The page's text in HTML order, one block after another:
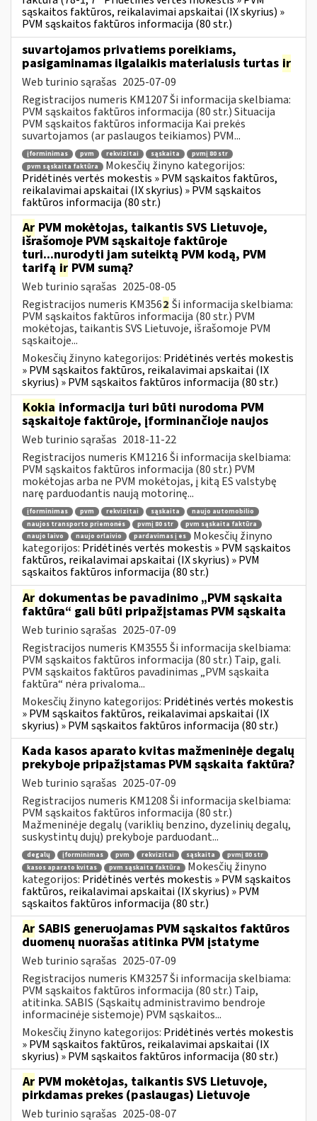
sąskaitos faktūros, reikalavimai apskaitai (IX skyrius) »
PVM sąskaitos faktūros informacija (80 str.)
suvartojamos privatiems poreikiams,
pasigaminamas ilgalaikis materialusis turtas ir
Web turinio sąrašas 2025-07-09
Registracijos numeris KM1207 Ši informacija skelbiama:
PVM sąskaitos faktūros informacija (80 str.) Situacija
PVM sąskaitos faktūros informacija Kai prekės
suvartojamos (ar paslaugos teikiamos) PVM...
įforminimas pvm rekvizitai sąskaita
pvmį 80 str
pvm sąskaita faktūra
Mokesčių žinyno kategorijos:
Pridėtinės vertės mokestis » PVM sąskaitos faktūros,
reikalavimai apskaitai (IX skyrius) » PVM sąskaitos
faktūros informacija (80 str.)
Ar PVM mokėtojas, taikantis SVS Lietuvoje,
išrašomoje PVM sąskaitoje faktūroje
turi...nurodyti jam suteiktą PVM kodą, PVM
tarifą ir PVM sumą?
Web turinio sąrašas 2025-08-05
Registracijos numeris KM3562 Ši informacija skelbiama:
PVM sąskaitos faktūros informacija (80 str.) PVM
mokėtojas, taikantis SVS Lietuvoje, išrašomoje PVM
sąskaitoje...
Mokesčių žinyno kategorijos: Pridėtinės vertės mokestis
» PVM sąskaitos faktūros, reikalavimai apskaitai (IX
skyrius) » PVM sąskaitos faktūros informacija (80 str.)
Kokia informacija turi būti nurodoma PVM
sąskaitoje faktūroje, įforminančioje naujos
Web turinio sąrašas 2018-11-22
Registracijos numeris KM1216 Ši informacija skelbiama:
PVM sąskaitos faktūros informacija (80 str.) PVM
mokėtojas arba ne PVM mokėtojas, į kitą ES valstybę
narę parduodantis naują motorinę...
įforminimas pvm rekvizitai sąskaita
naujo automobilio
naujos transporto priemonės
pvmį 80 str
pvm sąskaita faktūra
naujo laivo
naujo orlaivio pardavimas į es
Mokesčių žinyno
kategorijos: Pridėtinės vertės mokestis » PVM sąskaitos
faktūros, reikalavimai apskaitai (IX skyrius) » PVM
sąskaitos faktūros informacija (80 str.)
Ar dokumentas be pavadinimo „PVM sąskaita
faktūra“ gali būti pripažįstamas PVM sąskaita
Web turinio sąrašas 2025-07-09
Registracijos numeris KM3555 Ši informacija skelbiama:
PVM sąskaitos faktūros informacija (80 str.) Taip, gali.
PVM sąskaitos faktūros pavadinimas „PVM sąskaita
faktūra“ nėra privaloma...
Mokesčių žinyno kategorijos: Pridėtinės vertės mokestis
» PVM sąskaitos faktūros, reikalavimai apskaitai (IX
skyrius) » PVM sąskaitos faktūros informacija (80 str.)
Kada kasos aparato kvitas mažmeninėje degalų
prekyboje pripažįstamas PVM sąskaita faktūra?
Web turinio sąrašas 2025-07-09
Registracijos numeris KM1208 Ši informacija skelbiama:
PVM sąskaitos faktūros informacija (80 str.)
Mažmeninėje degalų (variklių benzino, dyzelinių degalų,
suskystintų dujų) prekyboje parduodant...
degalų įforminimas pvm rekvizitai sąskaita
pvmį 80 str
kasos aparato kvitas
pvm sąskaita faktūra
Mokesčių žinyno
kategorijos: Pridėtinės vertės mokestis » PVM sąskaitos
faktūros, reikalavimai apskaitai (IX skyrius) » PVM
sąskaitos faktūros informacija (80 str.)
Ar SABIS generuojamas PVM sąskaitos faktūros
duomenų nuorašas atitinka PVM įstatyme
Web turinio sąrašas 2025-07-09
Registracijos numeris KM3257 Ši informacija skelbiama:
PVM sąskaitos faktūros informacija (80 str.) Taip,
atitinka. SABIS (Sąskaitų administravimo bendroje
informacinėje sistemoje) PVM sąskaitos...
Mokesčių žinyno kategorijos: Pridėtinės vertės mokestis
» PVM sąskaitos faktūros, reikalavimai apskaitai (IX
skyrius) » PVM sąskaitos faktūros informacija (80 str.)
Ar PVM mokėtojas, taikantis SVS Lietuvoje,
pirkdamas prekes (paslaugas) Lietuvoje
Web turinio sąrašas 2025-08-07